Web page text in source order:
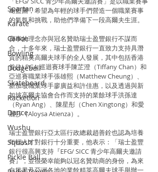
Spartan
Karate
Canoe
Bowling
Dodgeball
Skateboard
Racketlon
Dance
Wushu
Squash
Pickle Ball
為藍圖，希望為年輕的球手們營造一個職業賽事
的氣氛和挑戰，助他們準備下一段高爾夫生涯。
賽事的理念亦與冠名贊助瑞士盈豐銀行不謀而
合，十多年來，瑞士盈豐銀行一直致力支持具潛
質的精英高爾夫球手的全人發展，其中包括香港
首位LPGA 巡迴賽球手陳芷澄（Tiffany Chan）和
亞巡賽職業球手張雄熙（Matthew Cheung）、
新加坡職業球手廖廣益和許佳惠，以及透過與新
加坡高爾夫協會合作而支持的業餘球手洪孫達
（Ryan Ang）、陳星彤（Chen Xingtong）和愛
麗莎（Aloysa Atienza）。
瑞士盈豐銀行亞太區行政總裁趙善銓也認為培養
年輕人才對銀行十分重要，他表示：「瑞士盈豐
銀行很高興支持『EFG/ SICC 青少年高爾夫邀請
賽』，並很榮幸能夠以冠名贊助商的身份，為來